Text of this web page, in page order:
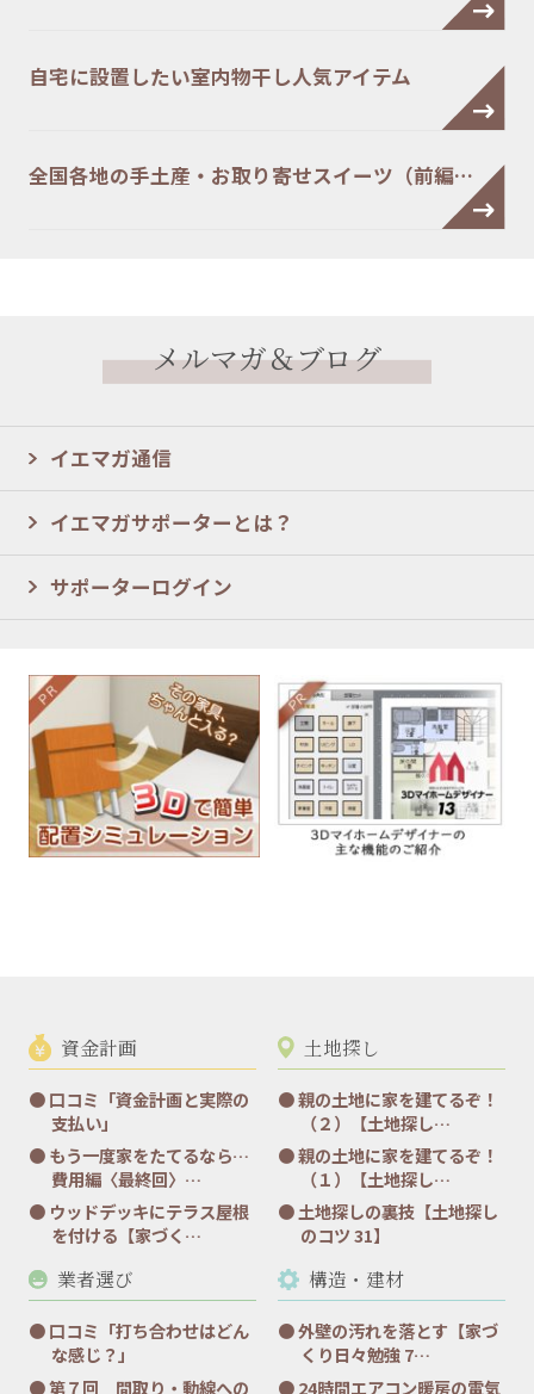
自宅に設置したい室内物干し人気アイテム
全国各地の手土産・お取り寄せスイーツ（前編…
メルマガ＆ブログ
イエマガ通信
イエマガサポーターとは？
サポーターログイン
資金計画
口コミ「資金計画と実際の
支払い」
もう一度家をたてるなら…
費用編〈最終回〉…
ウッドデッキにテラス屋根
を付ける【家づく…
土地探し
親の土地に家を建てるぞ！
（２）【土地探し…
親の土地に家を建てるぞ！
（１）【土地探し…
土地探しの裏技【土地探し
のコツ 31】
業者選び
口コミ「打ち合わせはどん
な感じ？」
第７回 間取り・動線への
構造・建材
外壁の汚れを落とす【家づ
くり日々勉強 7…
24時間エアコン暖房の電気